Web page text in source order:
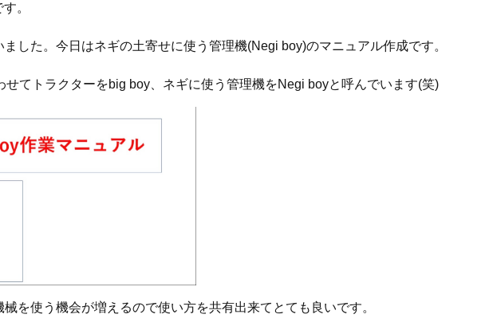
。
した。今日はネギの土寄せに使う管理機(Negi boy)のマニュアル作成です。
せてトラクターをbig boy、ネギに使う管理機をNegi boyと呼んでいます(笑)
を使う機会が増えるので使い方を共有出来てとても良いです。